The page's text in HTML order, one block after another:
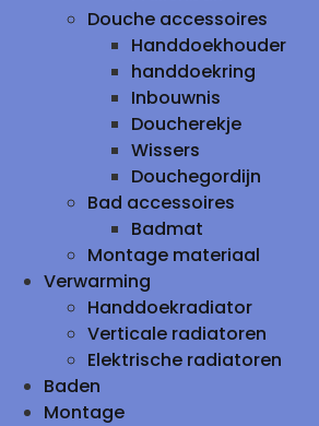
Douche accessoires
Handdoekhouder
handdoekring
Inbouwnis
Doucherekje
Wissers
Douchegordijn
Bad accessoires
Badmat
Montage materiaal
Verwarming
Handdoekradiator
Verticale radiatoren
Elektrische radiatoren
Baden
Montage